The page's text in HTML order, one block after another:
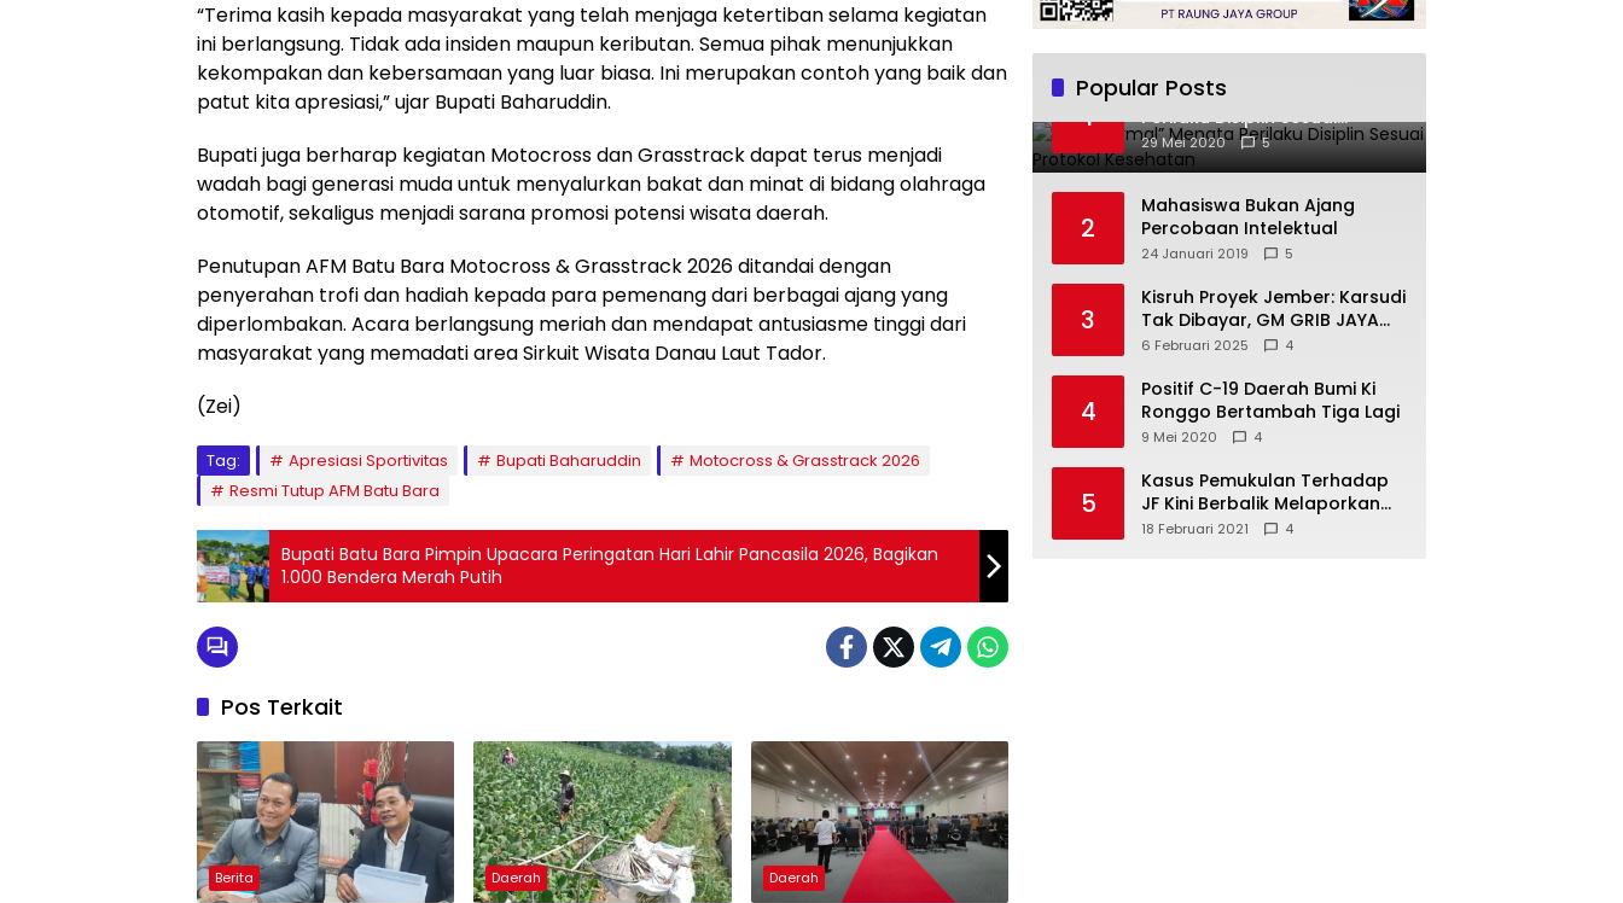
“Terima kasih kepada masyarakat yang telah menjaga ketertiban selama kegiatan
ini berlangsung. Tidak ada insiden maupun keributan. Semua pihak menunjukkan
kekompakan dan kebersamaan yang luar biasa. Ini merupakan contoh yang baik dan
patut kita apresiasi,” ujar Bupati Baharuddin.
Bupati juga berharap kegiatan Motocross dan Grasstrack dapat terus menjadi
wadah bagi generasi muda untuk menyalurkan bakat dan minat di bidang olahraga
otomotif, sekaligus menjadi sarana promosi potensi wisata daerah.
Penutupan AFM Batu Bara Motocross & Grasstrack 2026 ditandai dengan
penyerahan trofi dan hadiah kepada para pemenang dari berbagai ajang yang
diperlombakan. Acara berlangsung meriah dan mendapat antusiasme tinggi dari
masyarakat yang memadati area Sirkuit Wisata Danau Laut Tador.
(Zei)
Tag: Apresiasi Sportivitas Bupati Baharuddin
Motocross & Grasstrack 2026
Resmi Tutup AFM Batu Bara
Bupati Batu Bara Pimpin Upacara Peringatan Hari Lahir Pancasila 2026, Bagikan
1.000 Bendera Merah Putih
Pos Terkait
Berita Daerah Daerah
Popular Posts
1
“New Normal” Menata
Perilaku Disiplin Sesuai
Protokol Kesehatan
29 Mei 2020 5
2
Mahasiswa Bukan Ajang
Percobaan Intelektual
24 Januari 2019 5
3
Kisruh Proyek Jember: Karsudi
Tak Dibayar, GM GRIB JAYA
Turun Tangan!
6 Februari 2025 4
4
Positif C-19 Daerah Bumi Ki
Ronggo Bertambah Tiga Lagi
9 Mei 2020 4
5
Kasus Pemukulan Terhadap
JF Kini Berbalik Melaporkan
Pelapor, Kuasa Hukum
18 Februari 2021 4